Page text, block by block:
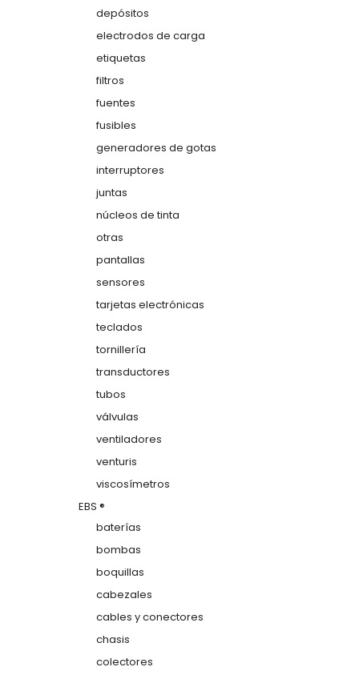
depósitos
electrodos de carga
etiquetas
filtros
fuentes
fusibles
generadores de gotas
interruptores
juntas
núcleos de tinta
otras
pantallas
sensores
tarjetas electrónicas
teclados
tornillería
transductores
tubos
válvulas
ventiladores
venturis
viscosímetros
EBS ®
baterías
bombas
boquillas
cabezales
cables y conectores
chasis
colectores